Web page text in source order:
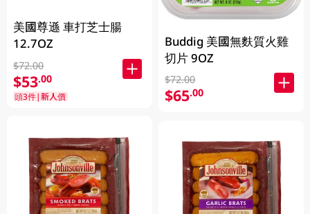
美國尊遜 車打芝士腸
12.7OZ
$72.00
$53.00
頭3件|新人價
Buddig 美國無麩質火雞
切片 9OZ
$72.00
$65.00